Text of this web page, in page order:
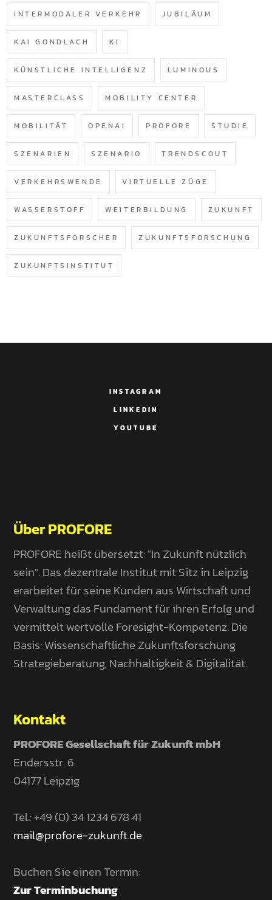
INTERMODALER VERKEHR JUBILÄUM
KAI GONDLACH KI
KÜNSTLICHE INTELLIGENZ LUMINOUS
MASTERCLASS MOBILITY CENTER
MOBILITÄT OPENAI PROFORE STUDIE
SZENARIEN SZENARIO TRENDSCOUT
VERKEHRSWENDE VIRTUELLE ZÜGE
WASSERSTOFF WEITERBILDUNG ZUKUNFT
ZUKUNFTSFORSCHER ZUKUNFTSFORSCHUNG
ZUKUNFTSINSTITUT
INSTAGRAM
LINKEDIN
YOUTUBE
Über PROFORE
PROFORE heißt übersetzt: "In Zukunft nützlich
sein". Das dezentrale Institut mit Sitz in Leipzig
erarbeitet für seine Kunden aus Wirtschaft und
Verwaltung das Fundament für ihren Erfolg und
vermittelt wertvolle Foresight-Kompetenz. Die
Basis: Wissenschaftliche Zukunftsforschung
Strategieberatung, Nachhaltigkeit & Digitalität.
Kontakt
PROFORE Gesellschaft für Zukunft mbH
Endersstr. 6
04177 Leipzig
Tel.: +49 (0) 34 1234 678 41
mail@profore-zukunft.de
Buchen Sie einen Termin:
Zur Terminbuchung